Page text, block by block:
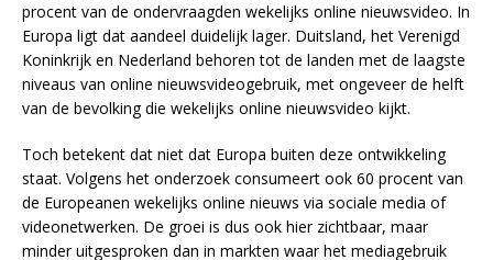
procent van de ondervraagden wekelijks online nieuwsvideo. In
Europa ligt dat aandeel duidelijk lager. Duitsland, het Verenigd
Koninkrijk en Nederland behoren tot de landen met de laagste
niveaus van online nieuwsvideogebruik, met ongeveer de helft
van de bevolking die wekelijks online nieuwsvideo kijkt.
Toch betekent dat niet dat Europa buiten deze ontwikkeling
staat. Volgens het onderzoek consumeert ook 60 procent van
de Europeanen wekelijks online nieuws via sociale media of
videonetwerken. De groei is dus ook hier zichtbaar, maar
minder uitgesproken dan in markten waar het mediagebruik